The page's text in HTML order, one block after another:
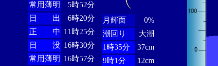
常用薄明
5時52分
日 出
6時20分
正 中 11時25分
日 没 16時30分
常用薄明 16時57分
月輝面
0%
潮回り
大潮
1時35分
37cm
9時1分
12cm